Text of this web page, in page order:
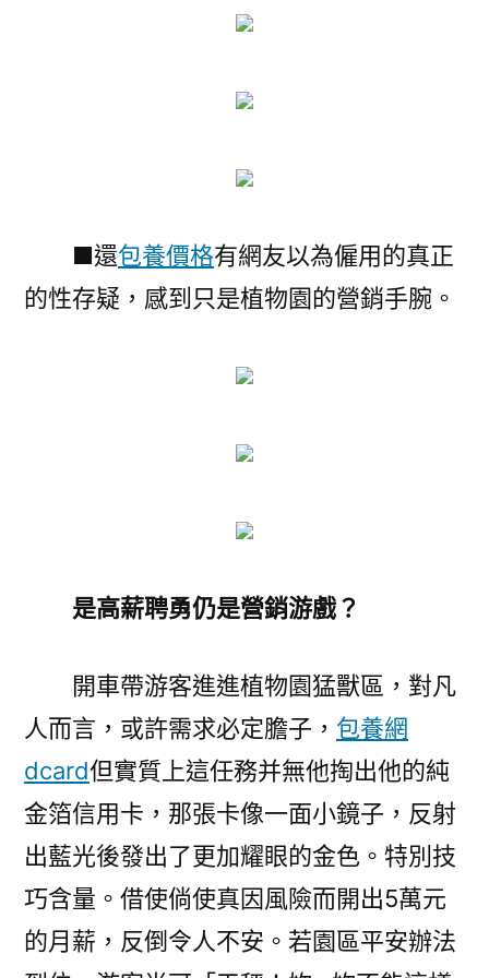
■還包養價格有網友以為僱用的真正
的性存疑，感到只是植物園的營銷手腕。
是高薪聘勇仍是營銷游戲？
開車帶游客進進植物園猛獸區，對凡
人而言，或許需求必定膽子， 包養網
dcard但實質上這任務并無他掏出他的純
金箔信用卡，那張卡像一面小鏡子，反射
出藍光後發出了更加耀眼的金色。特別技
巧含量。借使倘使真因風險而開出5萬元
的月薪，反倒令人不安。若園區平安辦法